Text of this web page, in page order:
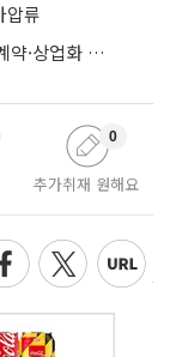
압류
알테오젠, 올해만 1.8조 기술수출…특허·계약·상업화 ‘삼박자’
추가취재 원해요
0